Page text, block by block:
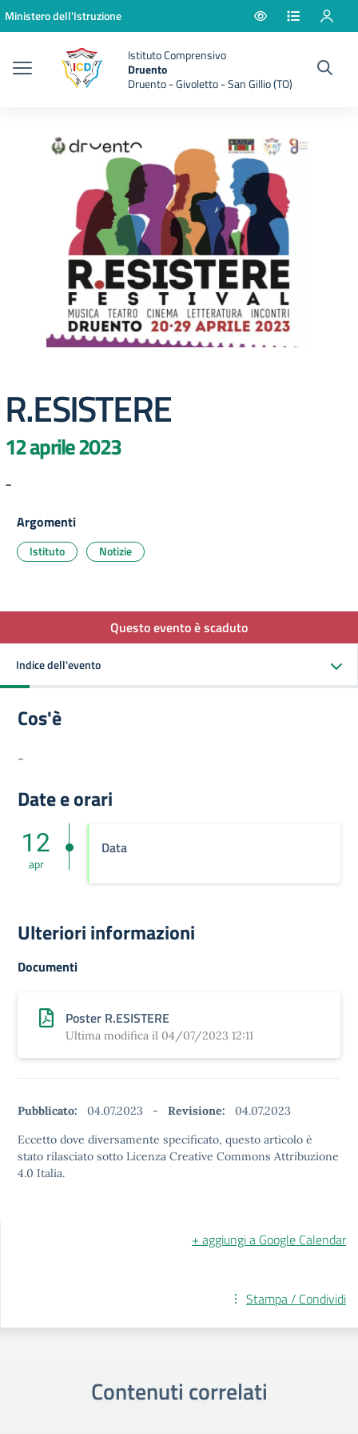
Vai ai contenuti
Vai al menu di navigazione
Vai al footer
Ministero dell'Istruzione
Istituto Comprensivo
Druento
Druento - Givoletto - San Gillio (TO)
R.ESISTERE
12 aprile 2023
-
Argomenti
Istituto Notizie
Questo evento è scaduto
Indice dell'evento
Cos'è
-
Date e orari
Data
12
apr
Ulteriori informazioni
Documenti
Poster R.ESISTERE
Ultima modifica il 04/07/2023 12:11
Pubblicato: 04.07.2023 - Revisione:
04.07.2023
Eccetto dove diversamente specificato, questo articolo è
stato rilasciato sotto Licenza Creative Commons Attribuzione
4.0 Italia.
+ aggiungi a Google Calendar
Stampa / Condividi
Contenuti correlati